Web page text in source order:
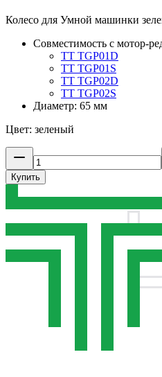
Колесо для Умной машинки
Совместимость с мотор-
TT TGP01D
TT TGP01S
TT TGP02D
TT TGP02S
Диаметр: 65 мм
Цвет: зеленый
Купить